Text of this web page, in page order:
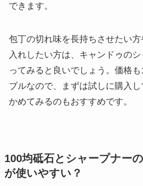
できます。
包丁の切れ味を長持ちさせたい
入れしたい方は、キャンドゥの
ってみると良いでしょう。価格
ブルなので、まずは試しに購入
かめてみるのもおすすめです。
100均砥石とシャープナー
が使いやすい？